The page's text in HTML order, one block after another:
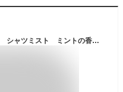
【決算セール】白元アース アイスノン シャツミスト ミントの香り 大容量 300ml （衣類用 冷却スプレー）(4902407024343)※無くなり次第終了